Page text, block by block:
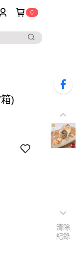
0
)
清除
紀錄